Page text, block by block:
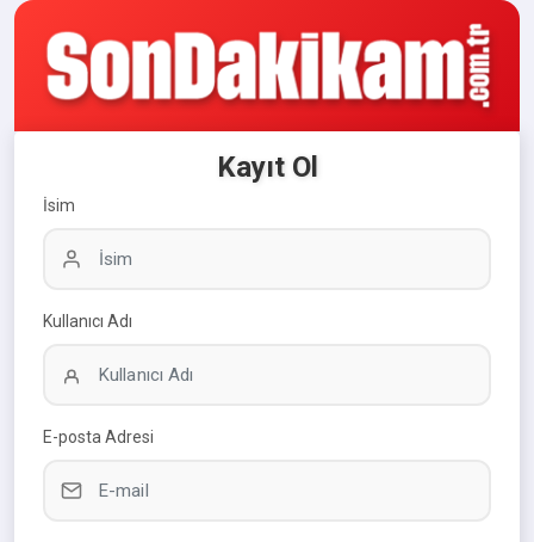
Kayıt Ol
İsim
Kullanıcı Adı
E-posta Adresi